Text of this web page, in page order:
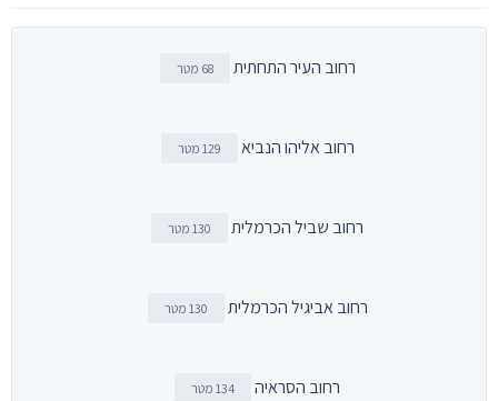
רחוב העיר התחתית 68 מטר
רחוב אליהו הנביא 129 מטר
רחוב שביל הכרמלית 130 מטר
רחוב אביגיל הכרמלית 130 מטר
רחוב הסראיה 134 מטר